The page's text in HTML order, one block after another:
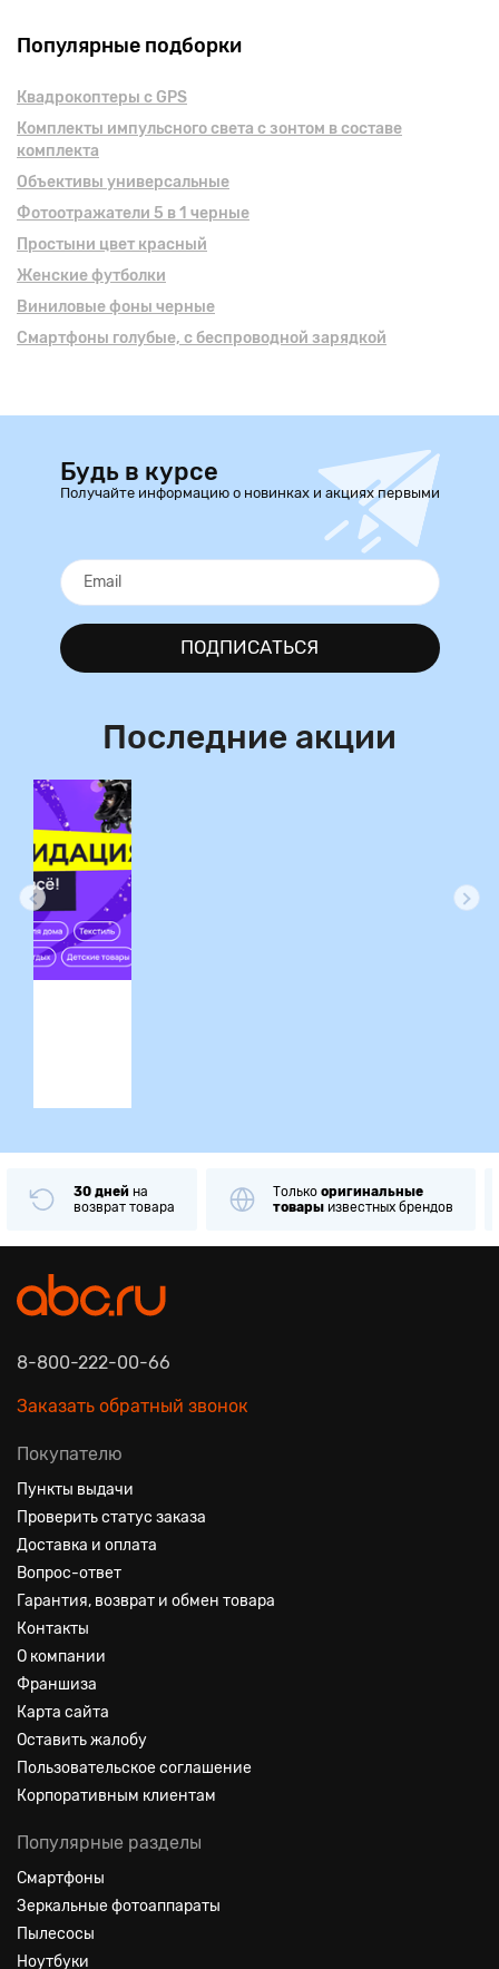
Популярные подборки
Квадрокоптеры с GPS
Комплекты импульсного света с зонтом в составе
комплекта
Объективы универсальные
Фотоотражатели 5 в 1 черные
Простыни цвет красный
Женские футболки
Виниловые фоны черные
Смартфоны голубые, с беспроводной зарядкой
Будь в курсе
Получайте информацию о новинках и акциях первыми
ПОДПИСАТЬСЯ
Последние акции
30 дней на
возврат товара
Только оригинальные
товары известных брендов
8-800-222-00-66
Заказать обратный звонок
Покупателю
Пункты выдачи
Проверить статус заказа
Доставка и оплата
Вопрос-ответ
Гарантия, возврат и обмен товара
Контакты
О компании
Франшиза
Карта сайта
Оставить жалобу
Пользовательское соглашение
Корпоративным клиентам
Популярные разделы
Смартфоны
Зеркальные фотоаппараты
Пылесосы
Ноутбуки